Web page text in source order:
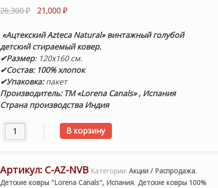
26,300₽
Первоначальная
составляла
26,300 ₽.
21,000₽Текущая
21,000 ₽.
«Ацтекский Azteca Natural» винтажный голубой
детский стираемый ковер.
✔Размер: 120х160 см.
✔Состав: 100% хлопок
✔Упаковка:пакет
Производитель: ТМ «Lorena Canals» , Испания
Страна производства Индия
Количество товара Детский стираемый ковер
В корзину
Артикул: C-AZ-NVB Категории: Акции / Распродажа,
Детские ковры "Lorena Canals", Испания, Детские ковры 100%